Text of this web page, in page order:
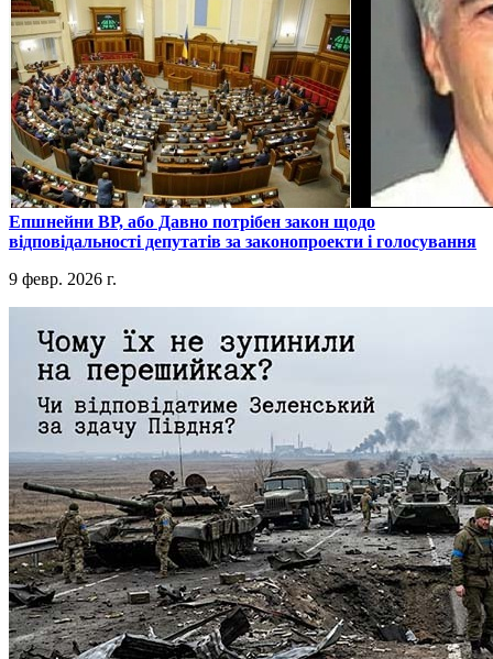
​Епшнейни ВР, або Давно потрібен закон щодо
відповідальності депутатів за законопроекти і голосування
9 февр. 2026 г.